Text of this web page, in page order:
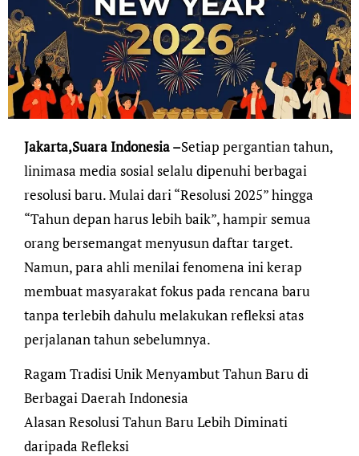
Jakarta,Suara Indonesia –Setiap pergantian tahun,
linimasa media sosial selalu dipenuhi berbagai
resolusi baru. Mulai dari “Resolusi 2025” hingga
“Tahun depan harus lebih baik”, hampir semua
orang bersemangat menyusun daftar target.
Namun, para ahli menilai fenomena ini kerap
membuat masyarakat fokus pada rencana baru
tanpa terlebih dahulu melakukan refleksi atas
perjalanan tahun sebelumnya.
Ragam Tradisi Unik Menyambut Tahun Baru di
Berbagai Daerah Indonesia
Alasan Resolusi Tahun Baru Lebih Diminati
daripada Refleksi